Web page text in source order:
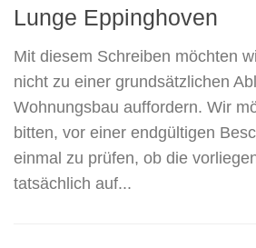
Lunge Eppinghoven
Mit diesem Schreiben möchten
nicht zu einer grundsätzlichen
Wohnungsbau auffordern. Wir
bitten, vor einer endgültigen
einmal zu prüfen, ob die
tatsächlich auf...